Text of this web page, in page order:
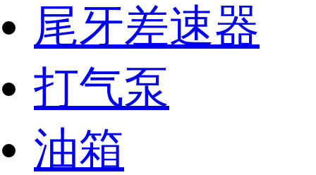
尾牙差速器
打气泵
油箱